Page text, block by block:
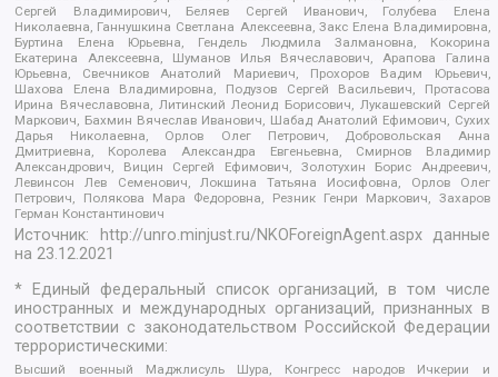
Сергей Владимирович, Беляев Сергей Иванович, Голубева Елена
Николаевна, Ганнушкина Светлана Алексеевна, Закс Елена Владимировна,
Буртина Елена Юрьевна, Гендель Людмила Залмановна, Кокорина
Екатерина Алексеевна, Шуманов Илья Вячеславович, Арапова Галина
Юрьевна, Свечников Анатолий Мариевич, Прохоров Вадим Юрьевич,
Шахова Елена Владимировна, Подузов Сергей Васильевич, Протасова
Ирина Вячеславовна, Литинский Леонид Борисович, Лукашевский Сергей
Маркович, Бахмин Вячеслав Иванович, Шабад Анатолий Ефимович, Сухих
Дарья Николаевна, Орлов Олег Петрович, Добровольская Анна
Дмитриевна, Королева Александра Евгеньевна, Смирнов Владимир
Александрович, Вицин Сергей Ефимович, Золотухин Борис Андреевич,
Левинсон Лев Семенович, Локшина Татьяна Иосифовна, Орлов Олег
Петрович, Полякова Мара Федоровна, Резник Генри Маркович, Захаров
Герман Константинович
Источник: http://unro.minjust.ru/NKOForeignAgent.aspxданные
на23.12.2021
* Единый федеральный список организаций, в том числе
иностранных и международных организаций, признанных в
соответствии с законодательством Российской Федерации
террористическими:
Высший военный Маджлисуль Шура, Конгресс народов Ичкерии и